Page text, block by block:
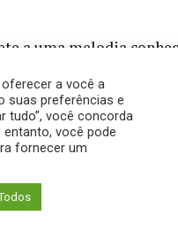
a uma melodia
ou cópia. Buarque,
uma história a partir
do ‘futebol
o seu veículo, sacou
que transitava
a você a
suas preferências e
tudo”, você concorda
você pode
fornecer um